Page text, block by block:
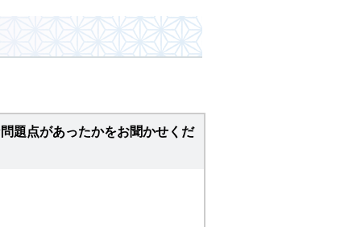
題点があったかをお聞かせくだ